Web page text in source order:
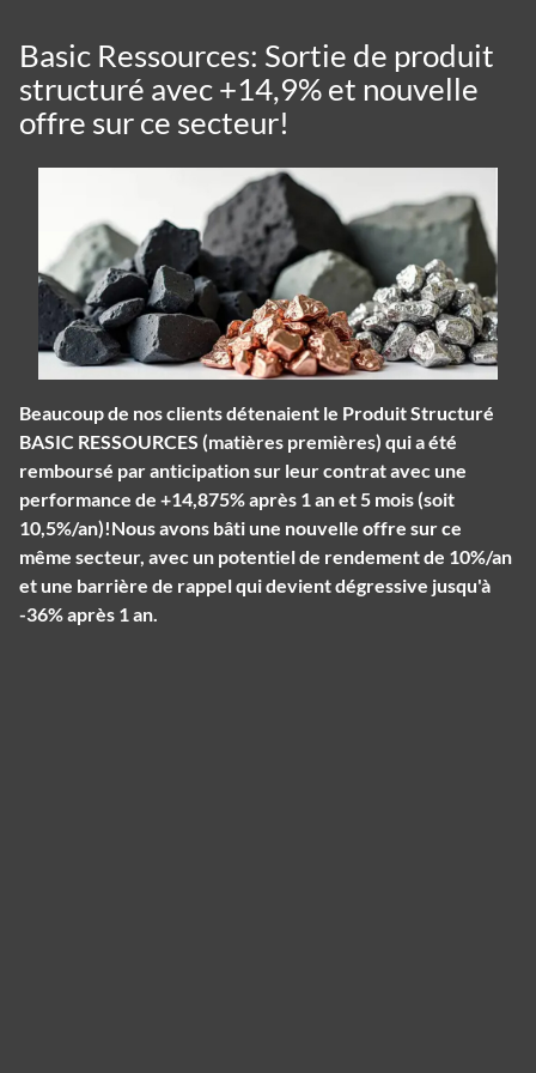
Basic Ressources: Sortie de produit
structuré avec +14,9% et nouvelle
offre sur ce secteur!
Beaucoup de nos clients détenaient le Produit Structuré
BASIC RESSOURCES (matières premières) qui a été
remboursé par anticipation sur leur contrat avec une
performance de +14,875% après 1 an et 5 mois (soit
10,5%/an)!Nous avons bâti une nouvelle offre sur ce
même secteur, avec un potentiel de rendement de 10%/an
et une barrière de rappel qui devient dégressive jusqu'à
-36% après 1 an.